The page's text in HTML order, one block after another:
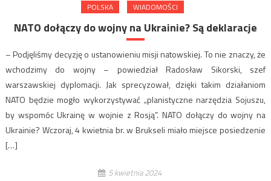
POLSKA WIADOMOŚCI
NATO dołączy do wojny na Ukrainie? Są deklaracje
– Podjęliśmy decyzję o ustanowieniu misji natowskiej. To nie znaczy, że
wchodzimy do wojny – powiedział Radosław Sikorski, szef
warszawskiej dyplomacji. Jak sprecyzował, dzięki takim działaniom
NATO będzie mogło wykorzystywać „planistyczne narzędzia Sojuszu,
by wspomóc Ukrainę w wojnie z Rosją”. NATO dołączy do wojny na
Ukrainie? Wczoraj, 4 kwietnia br. w Brukseli miało miejsce posiedzenie
[…]
5 kwietnia 2024